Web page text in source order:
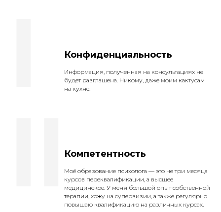
Конфиденциальность
Информация, полученная на консультациях не
будет разглашена. Никому, даже моим кактусам
на кухне.
Компетентность
Моё образование психолога — это не три месяца
курсов переквалификации, а высшее
медицинское. У меня большой опыт собственной
терапии, хожу на супервизии, а также регулярно
повышаю квалификацию на различных курсах.
II